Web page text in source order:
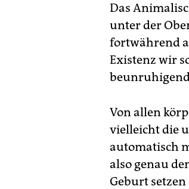
Das
unter der
fortwährend
Existenz wir
Von allen
vielleicht die
automatisch
also genau
Geburt